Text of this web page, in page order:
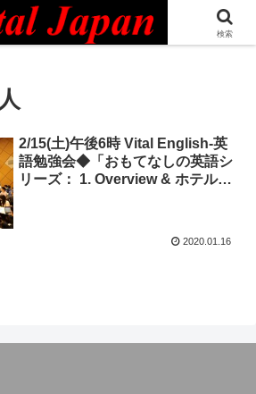
ュニティ・Bilingual Professionals Network
2/15(土)午後6時 Vital English-英
語勉強会◆「おもてなしの英語シ
リーズ： 1. Overview & ホテル・
2020.01.16
検索